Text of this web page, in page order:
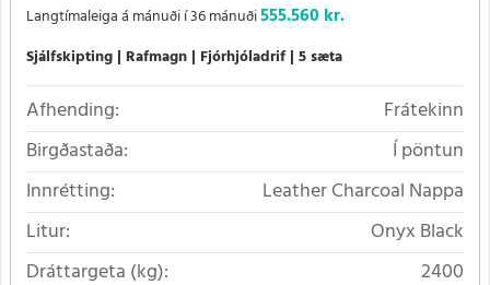
Langtímaleiga á mánuði í 36 mánuði555.560 kr.
Sjálfskipting Rafmagn Fjórhjóladrif 5 sæta
Afhending:
Frátekinn
Birgðastaða:
Í pöntun
Innrétting:
Leather Charcoal Nappa
Litur:
Onyx Black
Dráttargeta (kg):
2400